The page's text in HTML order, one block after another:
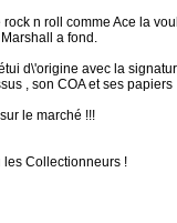
n roll comme Ace la
a fond.
d\'origine avec la
, son COA et ses papiers
le marché !!!
les Collectionneurs !